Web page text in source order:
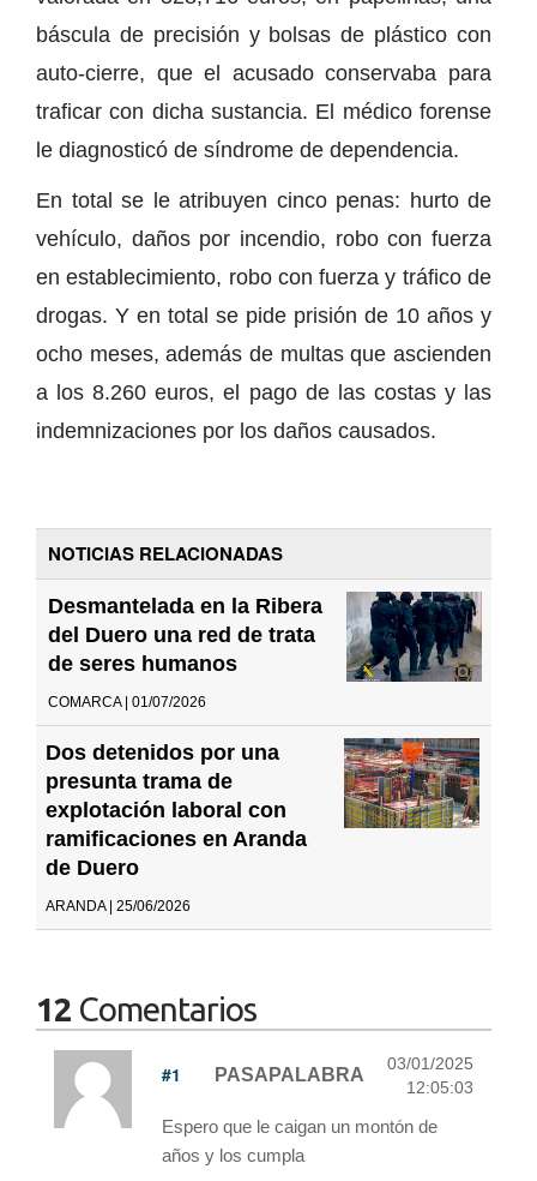
báscula de precisión y bolsas de plástico con
auto-cierre, que el acusado conservaba para
traficar con dicha sustancia. El médico forense
le diagnosticó de síndrome de dependencia.
En total se le atribuyen cinco penas: hurto de
vehículo, daños por incendio, robo con fuerza
en establecimiento, robo con fuerza y tráfico de
drogas. Y en total se pide prisión de 10 años y
ocho meses, además de multas que ascienden
a los 8.260 euros, el pago de las costas y las
indemnizaciones por los daños causados.
NOTICIAS RELACIONADAS
Desmantelada en la Ribera
del Duero una red de trata
de seres humanos
COMARCA | 01/07/2026
Dos detenidos por una
presunta trama de
explotación laboral con
ramificaciones en Aranda
de Duero
ARANDA | 25/06/2026
12 Comentarios
#1 PASAPALABRA
03/01/2025
12:05:03
Espero que le caigan un montón de
años y los cumpla